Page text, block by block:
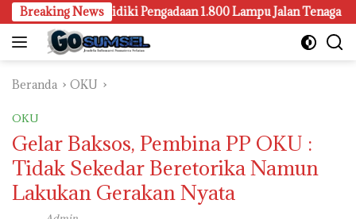
Langsung
ke
konten
Breaking News
Juga Selidiki Pengadaan 1.800 Lampu Jalan Tenaga Surya
Beranda OKU
OKU
Gelar Baksos, Pembina PP OKU :
Tidak Sekedar Beretorika Namun
Lakukan Gerakan Nyata